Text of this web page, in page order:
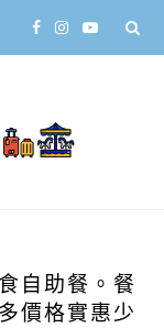
自助餐。餐
價格實惠少